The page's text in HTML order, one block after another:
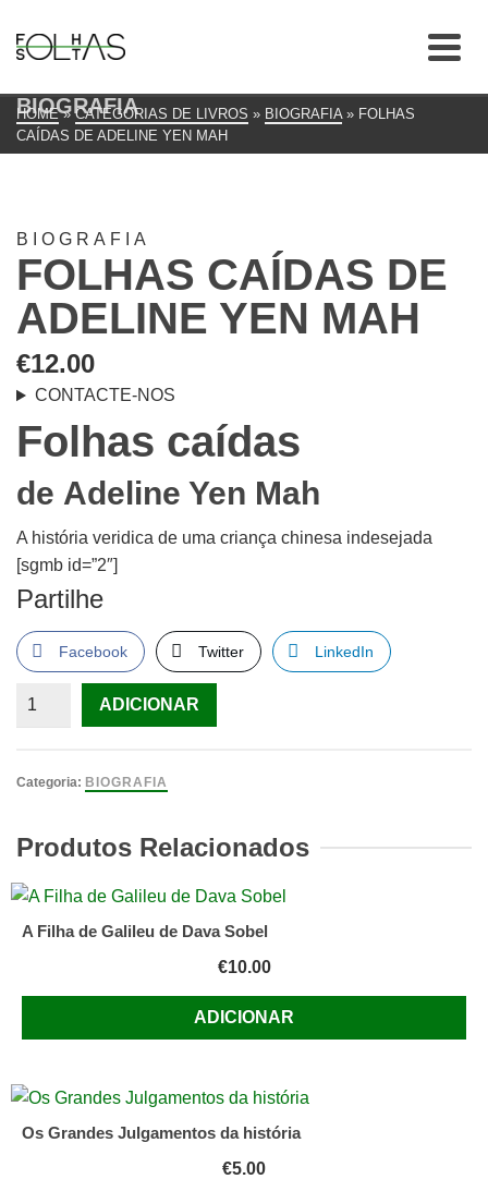
BIOGRAFIA
HOME » CATEGORIAS DE LIVROS » BIOGRAFIA » FOLHAS
CAÍDAS DE ADELINE YEN MAH
BIOGRAFIA
FOLHAS CAÍDAS DE
ADELINE YEN MAH
€12.00
CONTACTE-NOS
Folhas caídas
de Adeline Yen Mah
A história veridica de uma criança chinesa indesejada
[sgmb id=”2″]
Partilhe
Facebook Twitter LinkedIn
Quantidade
caídas
Yen
Mah
ADICIONAR
Categoria: BIOGRAFIA
Produtos Relacionados
A Filha de Galileu de Dava Sobel
€10.00
ADICIONAR
Os Grandes Julgamentos da história
€5.00